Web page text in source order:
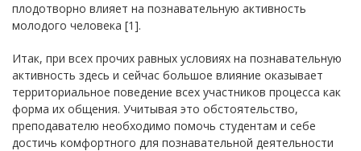
плодотворно влияет на познавательную активность
молодого человека [1].
Итак, при всех прочих равных условиях на познавательную
активность здесь и сейчас большое влияние оказывает
территориальное поведение всех участников процесса как
форма их общения. Учитывая это обстоятельство,
преподавателю необходимо помочь студентам и себе
достичь комфортного для познавательной деятельности